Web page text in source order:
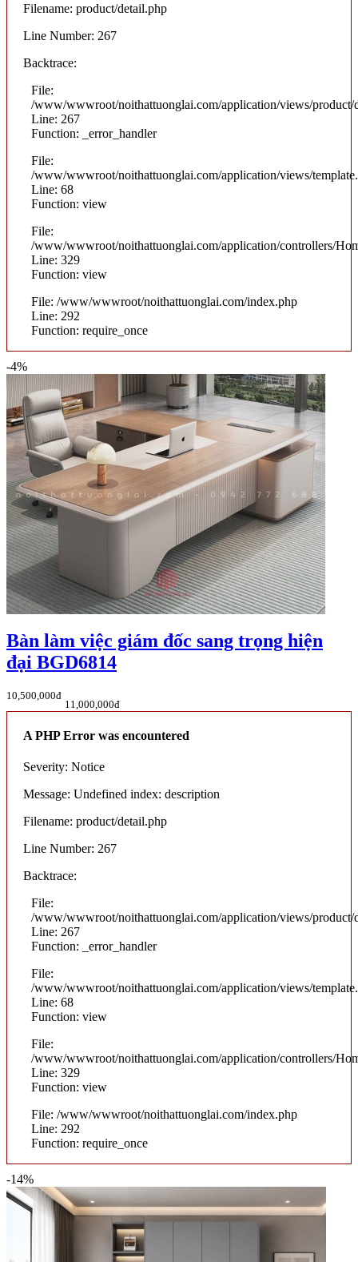
Filename: product/detail.php
Line Number: 267
Backtrace:
File:
/www/wwwroot/noithattuonglai.com/application/views/product/
Line: 267
Function: _error_handler
File:
/www/wwwroot/noithattuonglai.com/application/views/
Line: 68
Function: view
File:
/www/wwwroot/noithattuonglai.com/application/controllers/
Line: 329
Function: view
File: /www/wwwroot/noithattuonglai.com/index.php
Line: 292
Function: require_once
-4%
Bàn làm việc giám đốc sang trọng hiện
đại BGD6814
10,500,000đ
11,000,000đ
A PHP Error was encountered
Severity: Notice
Message: Undefined index: description
Filename: product/detail.php
Line Number: 267
Backtrace:
File:
/www/wwwroot/noithattuonglai.com/application/views/product/
Line: 267
Function: _error_handler
File:
/www/wwwroot/noithattuonglai.com/application/views/
Line: 68
Function: view
File:
/www/wwwroot/noithattuonglai.com/application/controllers/
Line: 329
Function: view
File: /www/wwwroot/noithattuonglai.com/index.php
Line: 292
Function: require_once
-14%